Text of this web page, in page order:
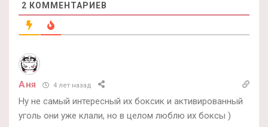
2 КОММЕНТАРИЕВ
Аня 4 лет назад
Ну не самый интересный их боксик и активированный
уголь они уже клали, но в целом люблю их боксы )